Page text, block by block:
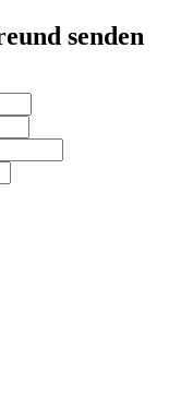
senden